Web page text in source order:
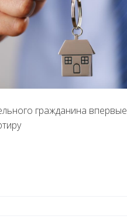
гражданина впервые